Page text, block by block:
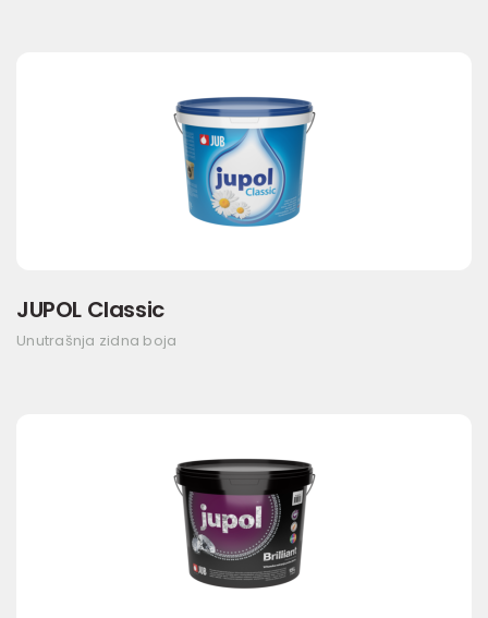
JUPOL Classic
Unutrašnja zidna boja